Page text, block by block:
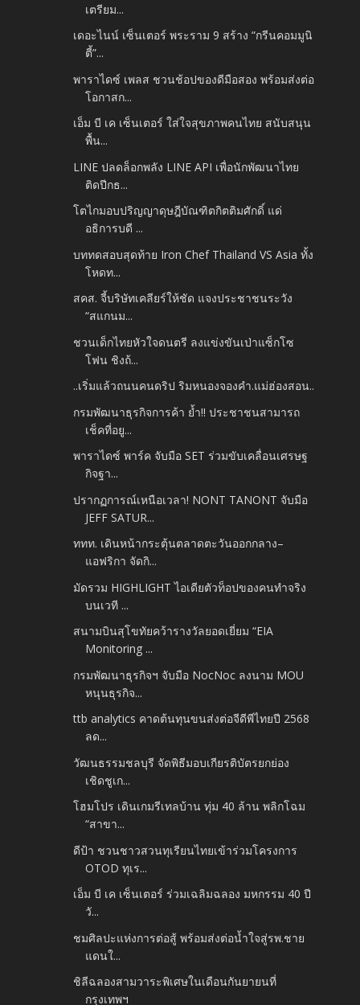
เตรียม...
เดอะไนน์ เซ็นเตอร์ พระราม 9 สร้าง “กรีนคอมมูนิ
ตี้”...
พาราไดซ์ เพลส ชวนช้อปของดีมือสอง พร้อมส่งต่อ
โอกาสก...
เอ็ม บี เค เซ็นเตอร์ ใส่ใจสุขภาพคนไทย สนับสนุน
พื้น...
LINE ปลดล็อกพลัง LINE API เพื่อนักพัฒนาไทย
ติดปีกธ...
โตไกมอบปริญญาดุษฎีบัณฑิตกิตติมศักดิ์ แด่
อธิการบดี ...
บททดสอบสุดท้าย Iron Chef Thailand VS Asia ทั้ง
โหดท...
สคส. จี้บริษัทเคลียร์ให้ชัด แจงประชาชนระวัง
“สแกนม...
ชวนเด็กไทยหัวใจดนตรี ลงแข่งขันเป่าแซ็กโซ
โฟน ชิงถ้...
..เริ่มแล้วถนนคนดริป ริมหนองจองคำ.แม่ฮ่องสอน..
กรมพัฒนาธุรกิจการค้า ย้ำ!! ประชาชนสามารถ
เช็คที่อยู...
พาราไดซ์ พาร์ค จับมือ SET ร่วมขับเคลื่อนเศรษฐ
กิจฐา...
ปรากฏการณ์เหนือเวลา! NONT TANONT จับมือ
JEFF SATUR...
ททท. เดินหน้ากระตุ้นตลาดตะวันออกกลาง–
แอฟริกา จัดกิ...
มัดรวม HIGHLIGHT ไอเดียตัวท็อปของคนทำจริง
บนเวที ...
สนามบินสุโขทัยคว้ารางวัลยอดเยี่ยม “EIA
Monitoring ...
กรมพัฒนาธุรกิจฯ จับมือ NocNoc ลงนาม MOU
หนุนธุรกิจ...
ttb analytics คาดต้นทุนขนส่งต่อจีดีพีไทยปี 2568
ลด...
วัฒนธรรมชลบุรี จัดพิธีมอบเกียรติบัตรยกย่อง
เชิดชูเก...
โฮมโปร เดินเกมรีเทลบ้าน ทุ่ม 40 ล้าน พลิกโฉม
“สาขา...
ดีป้า ชวนชาวสวนทุเรียนไทยเข้าร่วมโครงการ
OTOD ทุเร...
เอ็ม บี เค เซ็นเตอร์ ร่วมเฉลิมฉลอง มหกรรม 40 ปี
วั...
ชมศิลปะแห่งการต่อสู้ พร้อมส่งต่อน้ำใจสู่รพ.ชาย
แดนใ...
ชิลีฉลองสามวาระพิเศษในเดือนกันยายนที่
กรุงเทพฯ